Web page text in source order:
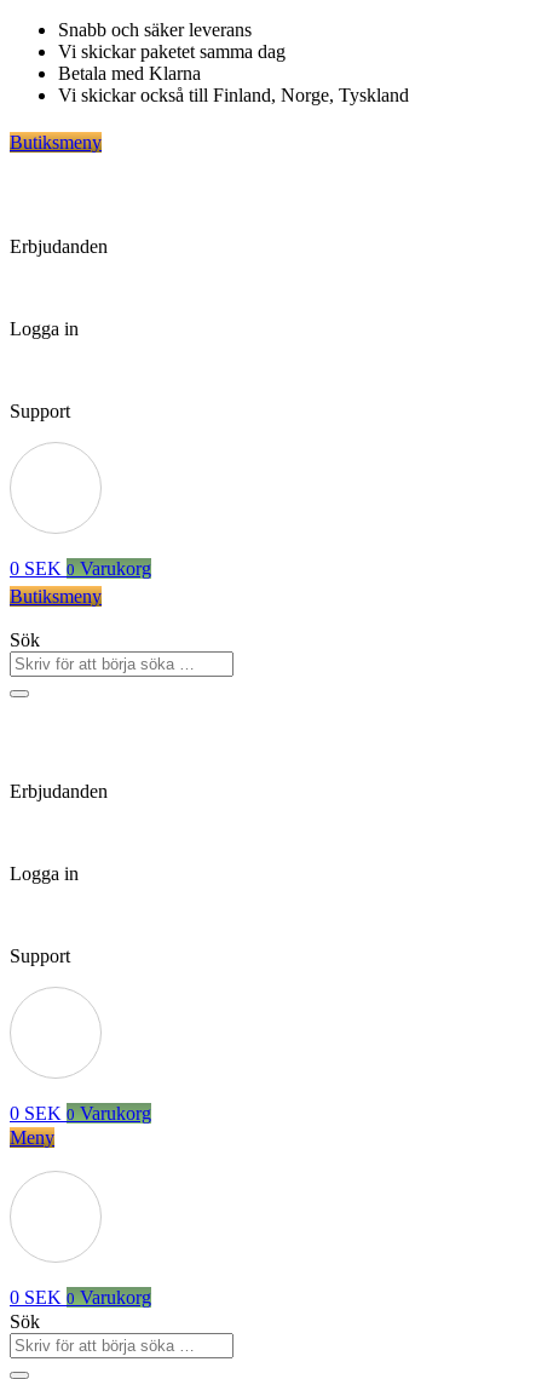
Hoppa
innehåll
Snabb och säker leverans
Vi skickar paketet samma dag
Betala med Klarna
Vi skickar också till Finland, Norge, Tyskland
Butiksmeny
Erbjudanden
Logga in
Support
0 SEK 0 Varukorg
Butiksmeny
Sök
Erbjudanden
Logga in
Support
0 SEK 0 Varukorg
Meny
0 SEK 0 Varukorg
Sök